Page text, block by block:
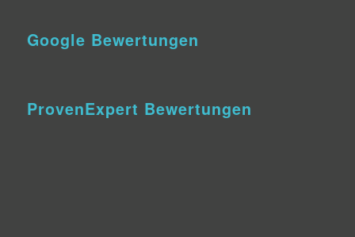
Google Bewertungen
ProvenExpert Bewertungen